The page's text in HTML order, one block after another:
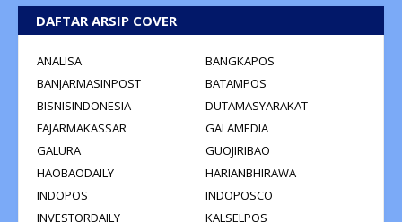
DAFTAR ARSIP COVER
ANALISA
BANGKAPOS
BANJARMASINPOST
BATAMPOS
BISNISINDONESIA
DUTAMASYARAKAT
FAJARMAKASSAR
GALAMEDIA
GALURA
GUOJIRIBAO
HAOBAODAILY
HARIANBHIRAWA
INDOPOS
INDOPOSCO
INVESTORDAILY
KALSELPOS